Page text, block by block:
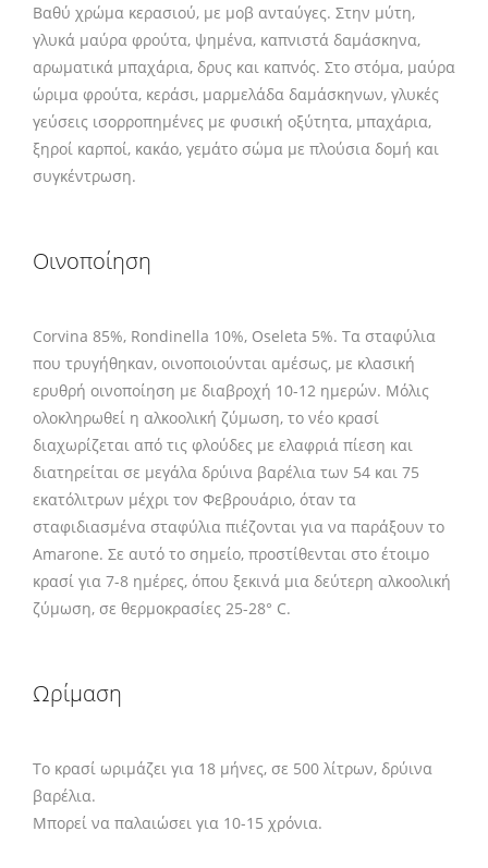
Βαθύ χρώμα κερασιού, με μοβ ανταύγες. Στην μύτη,
γλυκά μαύρα φρούτα, ψημένα, καπνιστά δαμάσκηνα,
αρωματικά μπαχάρια, δρυς και καπνός. Στο στόμα, μαύρα
ώριμα φρούτα, κεράσι, μαρμελάδα δαμάσκηνων, γλυκές
γεύσεις ισορροπημένες με φυσική οξύτητα, μπαχάρια,
ξηροί καρποί, κακάο, γεμάτο σώμα με πλούσια δομή και
συγκέντρωση.
Οινοποίηση
Corvina 85%, Rondinella 10%, Oseleta 5%. Τα σταφύλια
που τρυγήθηκαν, οινοποιούνται αμέσως, με κλασική
ερυθρή οινοπoίηση με διαβροχή 10-12 ημερών. Μόλις
ολοκληρωθεί η αλκοολική ζύμωση, το νέο κρασί
διαχωρίζεται από τις φλούδες με ελαφριά πίεση και
διατηρείται σε μεγάλα δρύινα βαρέλια των 54 και 75
εκατόλιτρων μέχρι τον Φεβρουάριο, όταν τα
σταφιδιασμένα σταφύλια πιέζονται για να παράξουν το
Amarone. Σε αυτό το σημείο, προστίθενται στο έτοιμο
κρασί για 7-8 ημέρες, όπου ξεκινά μια δεύτερη αλκοολική
ζύμωση, σε θερμοκρασίες 25-28° C.
Ωρίμαση
Το κρασί ωριμάζει για 18 μήνες, σε 500 λίτρων, δρύινα
βαρέλια.
Mπορεί να παλαιώσει για 10-15 χρόνια.